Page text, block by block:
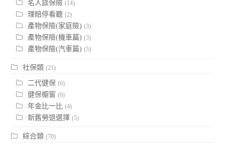
名人談保險 (14)
理賠停看聽 (2)
產物保險(家庭險) (3)
產物保險(機車篇) (3)
產物保險(汽車篇) (5)
社保類 (21)
二代健保 (6)
健保櫥窗 (6)
年金比一比 (4)
新舊勞退選擇 (5)
綜合類 (70)